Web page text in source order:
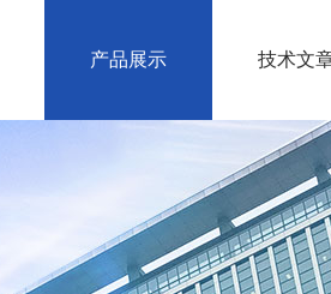
产品展示 技术文